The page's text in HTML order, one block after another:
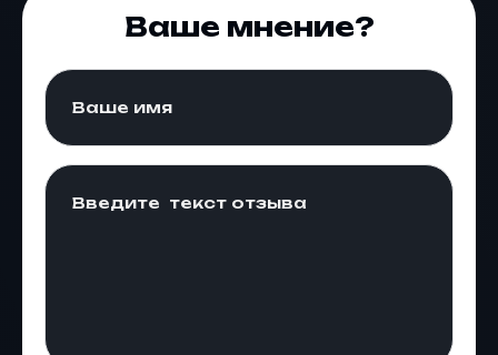
Ваше мнение?